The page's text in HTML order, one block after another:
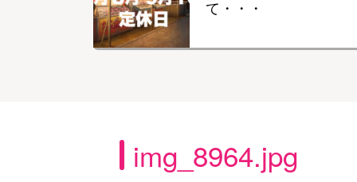
て・・・
img_8964.jpg